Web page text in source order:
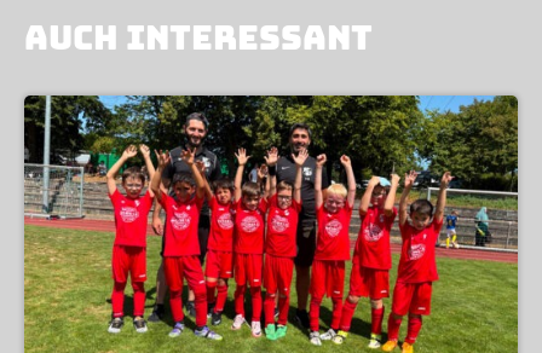
AUCH INTERESSANT